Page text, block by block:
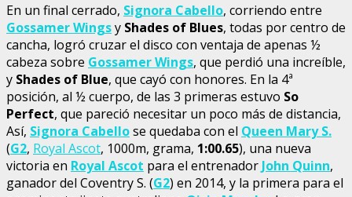
En un final cerrado, Signora Cabello, corriendo entre
Gossamer Wingsy Shades of Blues, todas por centro de
cancha, logró cruzar el disco con ventaja de apenas ½
cabeza sobre Gossamer Wings, que perdió una increíble,
y Shades of Blue, que cayó con honores. En la 4ª
posición, al ½ cuerpo, de las 3 primeras estuvo So
Perfect, que pareció necesitar un poco más de distancia,
Así, Signora Cabellose quedaba con el Queen Mary S.
(G2, Royal Ascot, 1000m, grama, 1:00.65), una nueva
victoria en Royal Ascot para el entrenador John Quinn,
ganador del Coventry S. (G2) en 2014, y la primera para el